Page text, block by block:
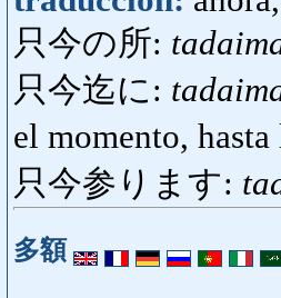
只今の所:
只今迄に:
el momento,
只今参ります:
多額